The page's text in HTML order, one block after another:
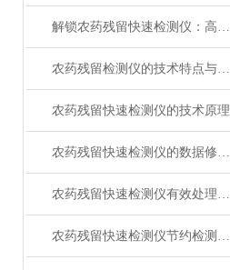
解锁农药残留快速检测仪：高灵敏度，精准捕捉微量残留
农药残留检测仪的技术特点与使用
农药残留快速检测仪的技术原理
农药残留快速检测仪的数据修改方法
农药残留快速检测仪有效处理农药残留超标问题
农药残留快速检测仪节约检测时间